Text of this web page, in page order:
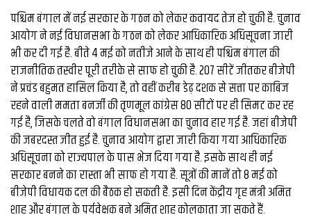
संस्कृति
ख़ान पान और जीवनशैली
अंतरराष्ट्रीय
फैक्ट चेक
व्यापार
मौसम
देश
पश्चिम बंगाल में नई सरकार के गठन को लेकर कवायद तेज हो चुकी है. चुनाव
आयोग ने नई विधानसभा के गठन को लेकर आधिकारिक अधिसूचना जारी
भी कर दी गई है. बीते 4 मई को नतीजे आने के साथ ही पश्चिम बंगाल की
राजनीतिक तस्वीर पूरी तरीके से साफ हो चुकी है. 207 सीटें जीतकर बीजेपी
ने प्रचंड बहुमत हासिल किया है, तो वहीं करीब डेढ़ दशक से सत्ता पर काबिज
रहने वाली ममता बनर्जी की तृणमूल कांग्रेस 80 सीटों पर ही सिमट कर रह
गई है, जिसके चलते वो बंगाल विधानसभा का चुनाव हार गई है. जहां बीजेपी
की जबरदस्त जीत हुई है. चुनाव आयोग द्वारा जारी किया गया आधिकारिक
अधिसूचना को राज्यपाल के पास भेज दिया गया है. इसके साथ ही नई
सरकार बनने का रास्ता भी साफ हो गया है. सूत्रों की मानें तो 8 मई को
बीजेपी विधायक दल की बैठक हो सकती है. इसी दिन केंद्रीय गृह मंत्री अमित
शाह और बंगाल के पर्यवेक्षक बने अमित शाह कोलकाता जा सकते हैं.